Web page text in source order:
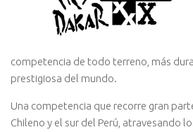
competencia de todo terreno, más
prestigiosa del mundo.
Una competencia que recorre gran
Chileno y el sur del Perú, atravesando